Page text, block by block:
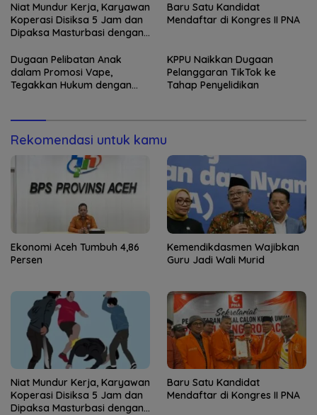
Niat Mundur Kerja, Karyawan
Koperasi Disiksa 5 Jam dan
Dipaksa Masturbasi dengan
Baru Satu Kandidat
Mendaftar di Kongres II PNA
Dugaan Pelibatan Anak
dalam Promosi Vape,
Tegakkan Hukum dengan
KPPU Naikkan Dugaan
Pelanggaran TikTok ke
Tahap Penyelidikan
Rekomendasi untuk kamu
Ekonomi Aceh Tumbuh 4,86
Persen
Kemendikdasmen Wajibkan
Guru Jadi Wali Murid
Niat Mundur Kerja, Karyawan
Koperasi Disiksa 5 Jam dan
Dipaksa Masturbasi dengan
Baru Satu Kandidat
Mendaftar di Kongres II PNA